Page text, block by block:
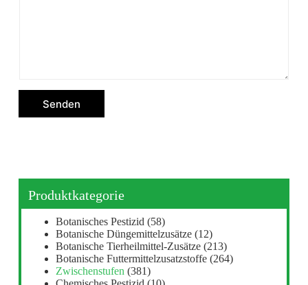
Senden
Produktkategorie
Botanisches Pestizid (58)
Botanische Düngemittelzusätze (12)
Botanische Tierheilmittel-Zusätze (213)
Botanische Futtermittelzusatzstoffe (264)
Zwischenstufen (381)